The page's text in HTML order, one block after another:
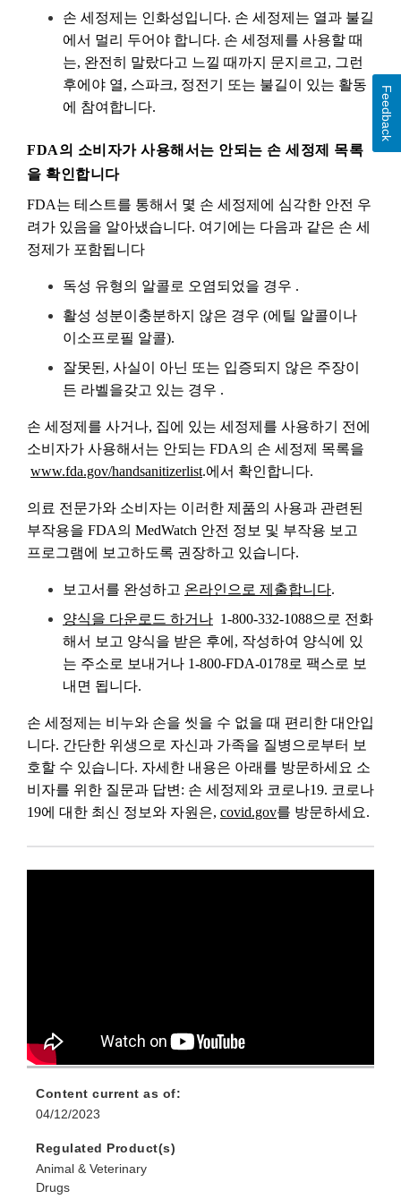
손 세정제는 인화성입니다. 손 세정제는 열과 불길
에서 멀리 두어야 합니다. 손 세정제를 사용할 때
는, 완전히 말랐다고 느낄 때까지 문지르고, 그런
후에야 열, 스파크, 정전기 또는 불길이 있는 활동
에 참여합니다.
FDA의 소비자가 사용해서는 안되는 손 세정제 목록
을 확인합니다
FDA는 테스트를 통해서 몇 손 세정제에 심각한 안전 우
려가 있음을 알아냈습니다. 여기에는 다음과 같은 손 세
정제가 포함됩니다
독성 유형의 알콜로 오염되었을 경우 .
활성 성분이충분하지 않은 경우 (에틸 알콜이나
이소프로필 알콜).
잘못된, 사실이 아닌 또는 입증되지 않은 주장이
든 라벨을갖고 있는 경우 .
손 세정제를 사거나, 집에 있는 세정제를 사용하기 전에
소비자가 사용해서는 안되는 FDA의 손 세정제 목록을
www.fda.gov/handsanitizerlist.에서 확인합니다.
의료 전문가와 소비자는 이러한 제품의 사용과 관련된
부작용을 FDA의 MedWatch 안전 정보 및 부작용 보고
프로그램에 보고하도록 권장하고 있습니다.
보고서를 완성하고 온라인으로 제출합니다.
양식을 다운로드 하거나 1-800-332-1088으로 전화
해서 보고 양식을 받은 후에, 작성하여 양식에 있
는 주소로 보내거나 1-800-FDA-0178로 팩스로 보
내면 됩니다.
손 세정제는 비누와 손을 씻을 수 없을 때 편리한 대안입
니다. 간단한 위생으로 자신과 가족을 질병으로부터 보
호할 수 있습니다. 자세한 내용은 아래를 방문하세요 소
비자를 위한 질문과 답변: 손 세정제와 코로나19. 코로나
19에 대한 최신 정보와 자원은, covid.gov를 방문하세요.
Content current as of:
04/12/2023
Regulated Product(s)
Animal & Veterinary
Drugs
Feedback